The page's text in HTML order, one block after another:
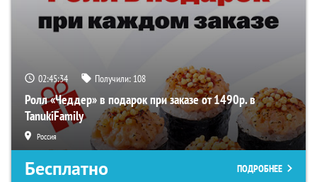
02:45:34 Получили: 108
Ролл «Чеддер» в подарок при заказе от 1490р. в
TanukiFamily
Россия
Бесплатно ПОДРОБНЕЕ